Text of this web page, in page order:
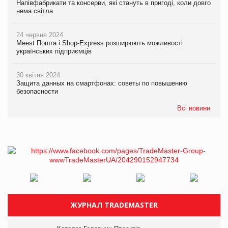
Напівфабрикати та консерви, які стануть в пригоді, коли довго
нема світла
24 червня 2024
Meest Пошта і Shop-Express розширюють можливості
українських підприємців
30 квітня 2024
Защита данных на смартфонах: советы по повышению
безопасности
Всі новини
ЖУРНАЛ TRADEMASTER